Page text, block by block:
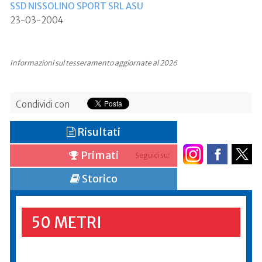
SSD NISSOLINO SPORT SRL ASU
23-03-2004
Informazioni sul tesseramento aggiornate al 2026
Condividi con
Seguici su:
Risultati
Primati
Storico
50 METRI